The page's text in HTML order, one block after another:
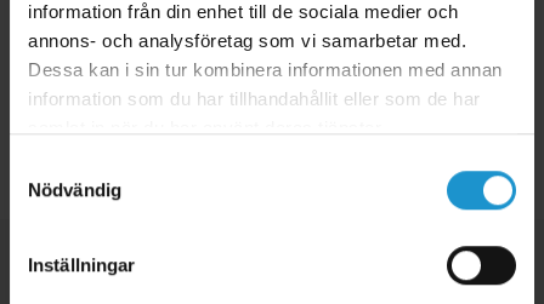
information från din enhet till de sociala medier och
annons- och analysföretag som vi samarbetar med.
Dessa kan i sin tur kombinera informationen med annan
information som du har tillhandahållit eller som de har
Nödvändig
Inställningar
Villa/radhus - 5000 kr till 20000 kr